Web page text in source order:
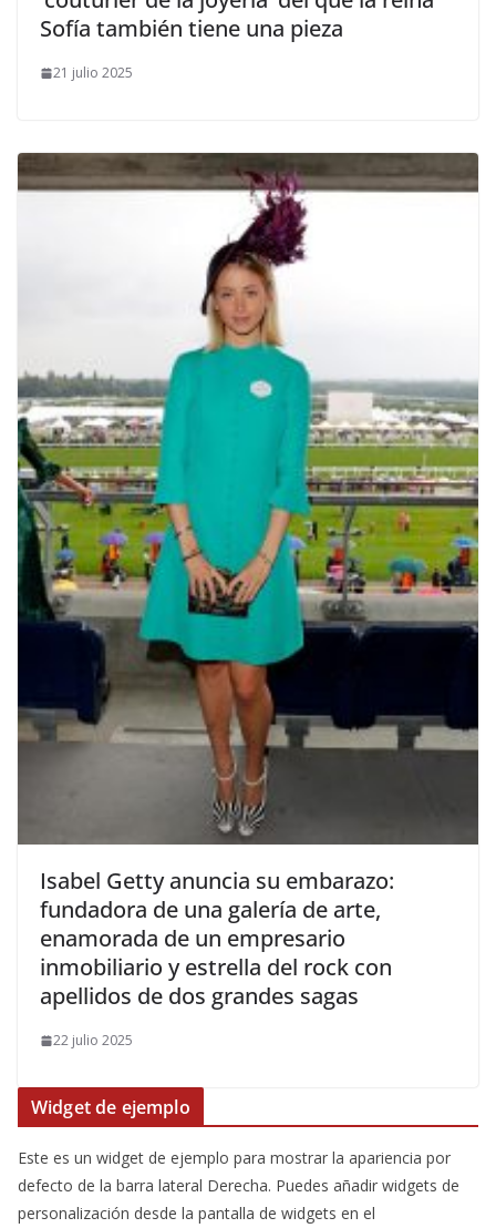
Sofía también tiene una pieza
21 julio 2025
​Isabel Getty anuncia su embarazo:
fundadora de una galería de arte,
enamorada de un empresario
inmobiliario y estrella del rock con
apellidos de dos grandes sagas
22 julio 2025
Widget de ejemplo
Este es un widget de ejemplo para mostrar la apariencia por
defecto de la barra lateral Derecha. Puedes añadir widgets de
personalización desde la pantalla de widgets en el